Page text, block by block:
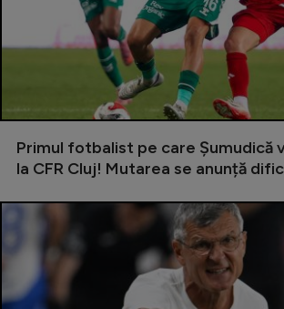
Intră în cont
Creează cont
Primul fotbalist pe care Șumudică
la CFR Cluj! Mutarea se anunță